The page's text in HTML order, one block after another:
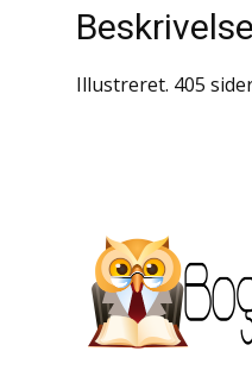
Krige / Slag
Litteraturhistorie
Lokalhistorie /
Beskrivelse
Illustreret. 405